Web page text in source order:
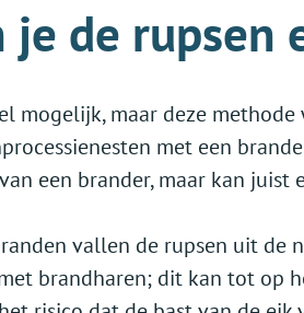
je de rupsen
mogelijk, maar deze
met een
een brander, maar kan
vallen de rupsen uit de
brandharen; dit kan tot op